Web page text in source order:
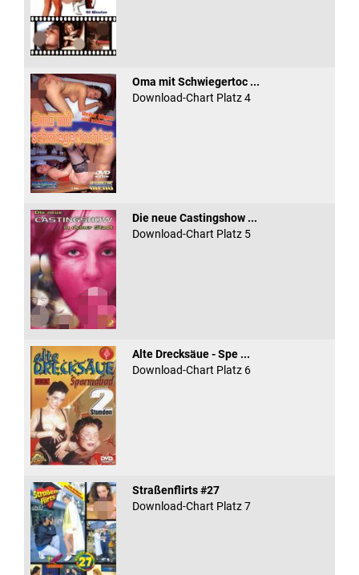
Oma mit Schwiegertoc ...
Download-Chart Platz 4
Die neue Castingshow ...
Download-Chart Platz 5
Alte Drecksäue - Spe ...
Download-Chart Platz 6
Straßenflirts #27
Download-Chart Platz 7